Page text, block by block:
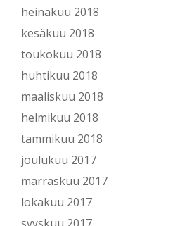
heinäkuu 2018
kesäkuu 2018
toukokuu 2018
huhtikuu 2018
maaliskuu 2018
helmikuu 2018
tammikuu 2018
joulukuu 2017
marraskuu 2017
lokakuu 2017